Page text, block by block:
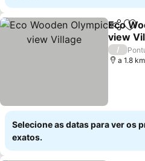
Partilhar
Eco
view
Ver
/
a 1.8
Selecione as datas para ver os
exatos.